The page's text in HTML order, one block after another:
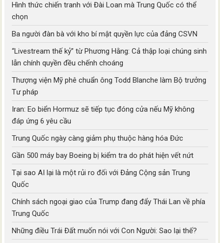
Hình thức chiến tranh với Đài Loan mà Trung Quốc có thể
chọn
Ba người đàn bà với kho bí mật quyền lực của đảng CSVN
“Livestream thế kỷ” từ Phương Hằng: Cả thập loại chúng sinh
lẫn chính quyền đều chếnh choáng
Thượng viện Mỹ phê chuẩn ông Todd Blanche làm Bộ trưởng
Tư pháp
Iran: Eo biển Hormuz sẽ tiếp tục đóng cửa nếu Mỹ không
đáp ứng 6 yêu cầu
Trung Quốc ngày càng giảm phụ thuộc hàng hóa Đức
Gần 500 máy bay Boeing bị kiểm tra do phát hiện vết nứt
Tại sao AI lại là một rủi ro đối với Đảng Cộng sản Trung
Quốc
Chính sách ngoại giao của Trump đang đẩy Thái Lan về phía
Trung Quốc
Những điều Trái Đất muốn nói với Con Người: Sao lại thế?